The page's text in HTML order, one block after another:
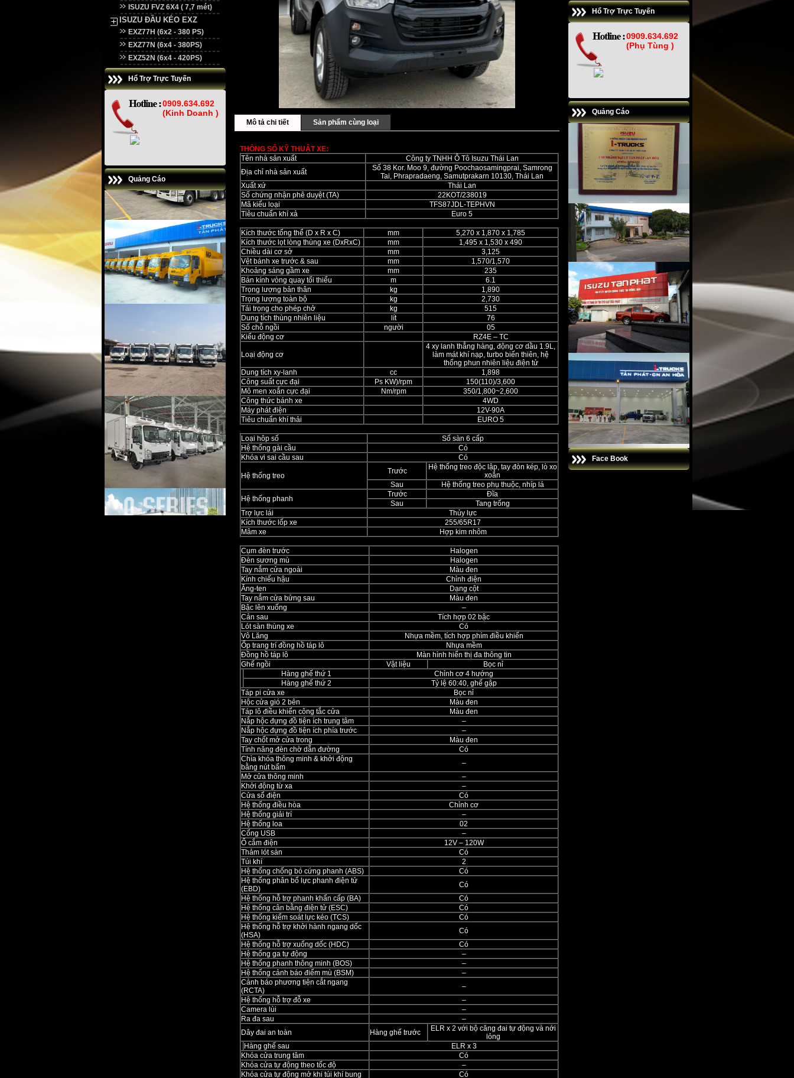
ISUZU FVZ 6X4 ( 7,7 mét)
ISUZU ĐẦU KÉO EXZ
EXZ77H (6x2 - 380 PS)
EXZ77N (6x4 - 380PS)
EXZ52N (6x4 - 420PS)
Hổ Trợ Trực Tuyến
0909.634.692
(Kinh Doanh )
Quảng Cáo
Mô tả chi tiết Sản phẩm cùng loại
THÔNG SỐ KỸ THUẬT XE:
Tên nhà sản xuất
Công ty TNHH Ô Tô Isuzu Thái Lan
Địa chỉ nhà sản xuất
Số 38 Kor. Moo 9, đường Poochaosamingprai, Samrong
Tai, Phrapradaeng, Samutprakarn 10130, Thái Lan
Xuất xứ
Thái Lan
Số chứng nhận phê duyệt (TA)
22KOT/238019
Mã kiểu loại
TFS87JDL-TEPHVN
Tiêu chuẩn khí xả
Euro 5
Kích thước tổng thể (D x R x C) mm
5,270 x 1,870 x 1,785
Kích thước lọt lòng thùng xe (DxRxC)
mm
1,495 x 1,530 x 490
Chiều dài cơ sở
mm
3,125
Vệt bánh xe trước & sau
mm
1,570/1,570
Khoảng sáng gầm xe
mm
235
Bán kính vòng quay tối thiểu
m
6.1
Trọng lượng bản thân
kg
1,890
Trọng lượng toàn bộ
kg
2,730
Tải trọng cho phép chở
kg
515
Dung tích thùng nhiên liệu
lít
76
Số chỗ ngồi
người
05
Kiểu động cơ
RZ4E – TC
Loại động cơ
4 xy lanh thẳng hàng, động cơ dầu 1.9L,
làm mát khí nạp, turbo biến thiên, hệ
thống phun nhiên liệu điện tử
Dung tích xy-lanh
cc
1,898
Công suất cực đại
Ps KW)/rpm
150(110)/3,600
Mô men xoắn cực đại
Nm/rpm
350/1,800~2,600
Công thức bánh xe
4WD
Máy phát điện
12V-90A
Tiêu chuẩn khí thải
EURO 5
Loại hôp số
Số sàn 6 cấp
Hệ thống gài cầu
Có
Khóa vi sai cầu sau
Có
Hệ thống treo
Trước
Hệ thống treo độc lập, tay đòn kép, lò xo
xoắn
Sau
Hệ thống treo phụ thuộc, nhíp lá
Hệ thống phanh
Trước
Đĩa
Sau
Tang trống
Trợ lực lái
Thủy lực
Kích thước lốp xe
255/65R17
Mâm xe
Hợp kim nhôm
Cụm đèn trước
Halogen
Đèn sương mù
Halogen
Tay nắm cửa ngoài
Màu đen
Kính chiếu hậu
Chỉnh điện
Ăng-ten
Dạng cột
Tay nắm cửa bửng sau
Màu đen
Bậc lên xuống
–
Cản sau
Tích hợp 02 bậc
Lót sàn thùng xe
Có
Vô Lăng
Nhựa mềm, tích hợp phím điều khiển
Ốp trang trí đồng hồ táp lô
Nhựa mềm
Đồng hồ táp lô
Màn hình hiển thị đa thông tin
Ghế ngồi
Vật liệu
Bọc nỉ
Hàng ghế thứ 1
Chỉnh cơ 4 hướng
Hàng ghế thứ 2
Tỷ lệ 60:40, ghế gập
Táp pi cửa xe
Bọc nỉ
Hộc cửa gió 2 bên
Màu đen
Táp lô điều khiển công tắc cửa
Màu đen
Nắp hộc đựng đồ tiện ích trung tâm
–
Nắp hộc đựng đồ tiện ích phía trước
–
Tay chốt mở cửa trong
Màu đen
Tính năng đèn chờ dẫn đường
Có
Chìa khóa thông minh & khởi động
bằng nút bấm
–
Mở cửa thông minh
–
Khởi động từ xa
–
Cửa sổ điện
Có
Hệ thống điều hòa
Chỉnh cơ
Hệ thống giải trí
–
Hệ thống loa
02
Cổng USB
–
Ổ cắm điện
12V – 120W
Thảm lót sàn
Có
Túi khí
2
Hệ thống chống bó cứng phanh (ABS)
Có
Hệ thống phân bổ lực phanh điện tử
(EBD)
Có
Hệ thống hỗ trợ phanh khẩn cấp (BA)
Có
Hệ thống cân bằng điện tử (ESC)
Có
Hệ thống kiểm soát lực kéo (TCS)
Có
Hệ thống hỗ trợ khởi hành ngang dốc
(HSA)
Có
Hệ thống hỗ trợ xuống dốc (HDC)
Có
Hệ thống ga tự động
–
Hệ thống phanh thông minh (BOS)
–
Hệ thống cảnh báo điểm mù (BSM)
–
Cảnh báo phương tiện cắt ngang
(RCTA)
–
Hệ thống hỗ trợ đỗ xe
–
Camera lùi
–
Ra đa sau
–
Dây đai an toàn
Hàng ghế trước
ELR x 2 với bộ căng đai tự động và nới
lỏng
Hàng ghế sau
ELR x 3
Khóa cửa trung tâm
Có
Khóa cửa tự động theo tốc độ
–
Khóa cửa tự động mở khi túi khí bung
Có
Hổ Trợ Trực Tuyến
0909.634.692
(Phụ Tùng )
Quảng Cáo
Face Book